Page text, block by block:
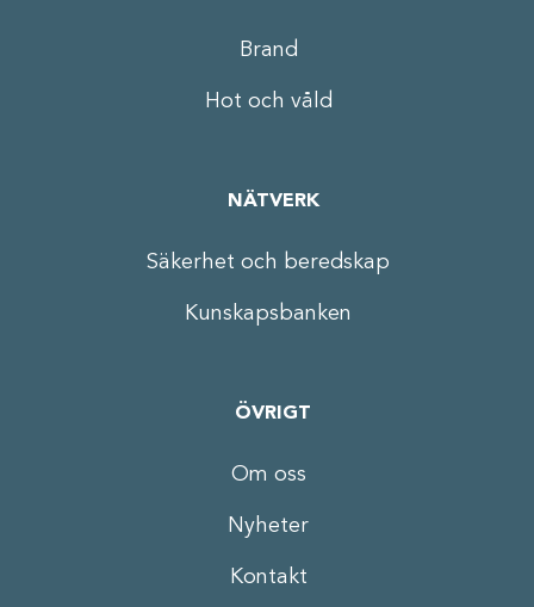
Brand
Hot och våld
NÄTVERK
Säkerhet och beredskap
Kunskapsbanken
ÖVRIGT
Om oss
Nyheter
Kontakt